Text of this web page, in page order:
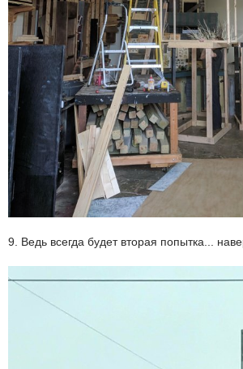
9. Ведь всегда будет вторая попытка...